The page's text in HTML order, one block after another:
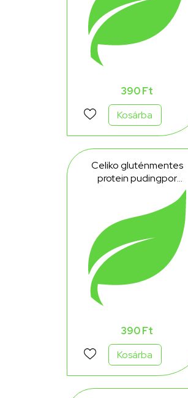
390 Ft
Kosárba
Celiko gluténmentes
protein pudingpor
390 Ft
Kosárba